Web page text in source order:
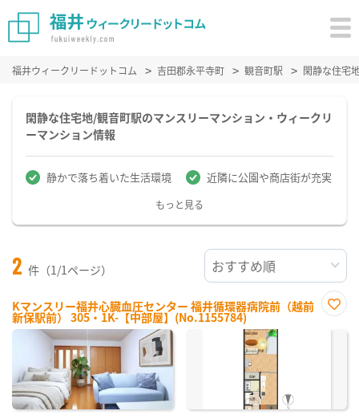
福井ウィークリードットコム 吉田郡永平寺町 観音町駅 閑静な住宅
閑静な住宅地/観音町駅のマンスリーマンション・ウィークリ
ーマンション情報
静かで落ち着いた生活環境 近隣に公園や商店街が充実
もっと見る
2 件（1/1ページ）
Kマンスリー福井心臓血圧センター 福井循環器病院前（越前
新保駅前） 305・1K-【中部屋】(No.1155784)
に入